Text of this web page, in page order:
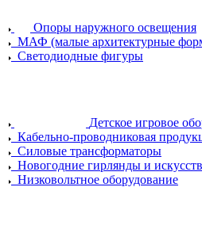
Опоры наружного освещения
МАФ (малые архитектурные
Светодиодные фигуры
Детское игровое
Кабельно-проводниковая
Силовые трансформаторы
Новогодние гирлянды и
Низковольтное оборудование